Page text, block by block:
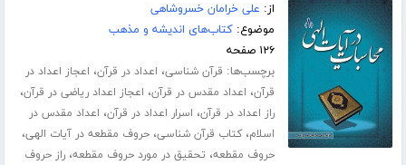
از: علی خرامان خسروشاهی
موضوع:کتاب‌های اندیشه و مذهب
۱۲۶ صفحه
برچسب‌ها: قرآن شناسی، اعداد در قرآن، اعجاز اعداد در
قرآن، اعداد مقدس در قرآن، اعجاز اعداد ریاضی در قرآن،
راز اعداد در قرآن، اسرار اعداد در قرآن، اعداد مقدس در
اسلام،کتاب قرآن شناسی،حروف مقطعه در آیات الهی،
حروف مقطعه، تحقیق در مورد حروف مقطعه،راز حروف